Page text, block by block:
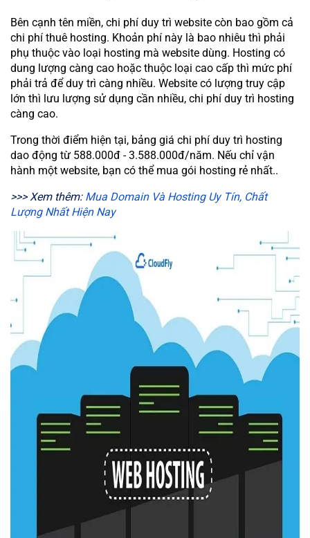
Bên cạnh tên miền, chi phí duy trì website còn bao gồm cả
chi phí thuê hosting. Khoản phí này là bao nhiêu thì phải
phụ thuộc vào loại hosting mà website dùng. Hosting có
dung lượng càng cao hoặc thuộc loại cao cấp thì mức phí
phải trả để duy trì càng nhiều. Website có lượng truy cập
lớn thì lưu lượng sử dụng cần nhiều, chi phí duy trì hosting
càng cao.
Trong thời điểm hiện tại, bảng giá chi phí duy trì hosting
dao động từ 588.000đ - 3.588.000đ/năm. Nếu chỉ vận
hành một website, bạn có thể mua gói hosting rẻ nhất..
>>> Xem thêm: Mua Domain Và Hosting Uy Tín, Chất
Lượng Nhất Hiện Nay